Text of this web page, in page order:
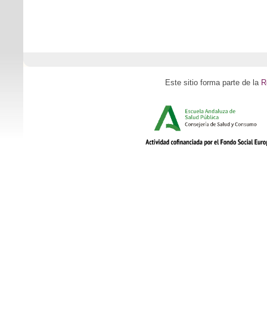
Este sitio forma parte de la